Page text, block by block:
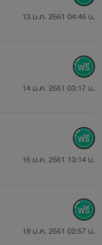
ขาเป็นคนร่าเริง
วามรัก บนโลกใบ
แค่เยื่อ
13 ม.ค. 2561 04:46 น.
14 ม.ค. 2561 03:17 น.
16 ม.ค. 2561 13:14 น.
18 ม.ค. 2561 02:57 น.